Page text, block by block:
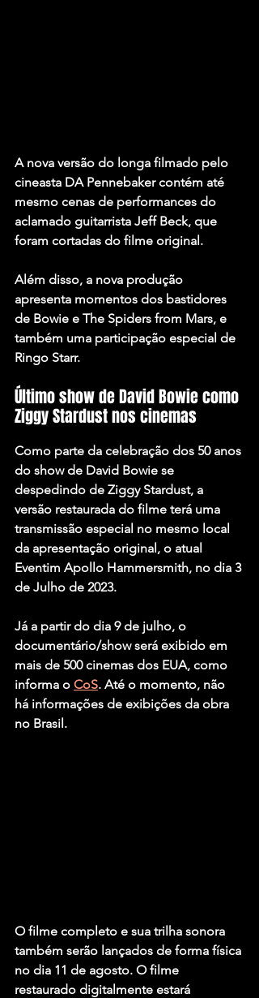
A nova versão do longa filmado pelo
cineasta DA Pennebaker contém até
mesmo cenas de performances do
aclamado guitarrista Jeff Beck, que
foram cortadas do filme original.
Além disso, a nova produção
apresenta momentos dos bastidores
de Bowie e The Spiders from Mars, e
também uma participação especial de
Ringo Starr.
Último show de David Bowie como
Ziggy Stardust nos cinemas
Como parte da celebração dos 50 anos
do show de David Bowie se
despedindo de Ziggy Stardust, a
versão restaurada do filme terá uma
transmissão especial no mesmo local
da apresentação original, o atual
Eventim Apollo Hammersmith, no dia 3
de Julho de 2023.
Já a partir do dia 9 de julho, o
documentário/show será exibido em
mais de 500 cinemas dos EUA, como
informa o CoS. Até o momento, não
há informações de exibições da obra
no Brasil.
O filme completo e sua trilha sonora
também serão lançados de forma física
no dia 11 de agosto. O filme
restaurado digitalmente estará